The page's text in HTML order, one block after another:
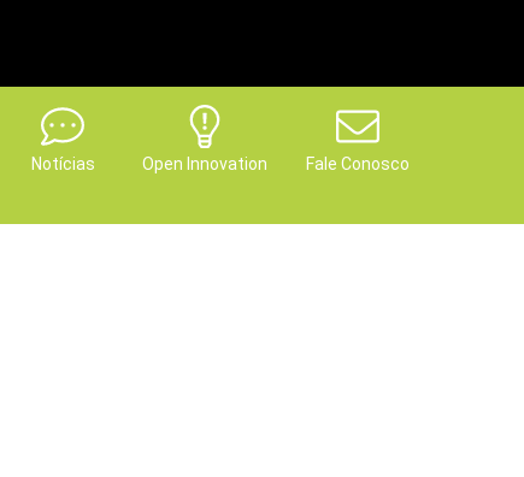
Notícias Open Innovation Fale Conosco